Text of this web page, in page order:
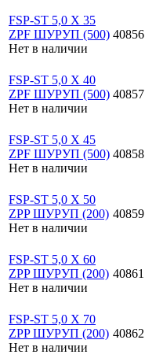
FSP-ST 5,0 X 35
ZPF ШУРУП (500)
Нет в наличии
40856
FSP-ST 5,0 X 40
ZPF ШУРУП (500)
Нет в наличии
40857
FSP-ST 5,0 X 45
ZPF ШУРУП (500)
Нет в наличии
40858
FSP-ST 5,0 X 50
ZPP ШУРУП (200)
Нет в наличии
40859
FSP-ST 5,0 X 60
ZPP ШУРУП (200)
Нет в наличии
40861
FSP-ST 5,0 X 70
ZPP ШУРУП (200)
Нет в наличии
40862